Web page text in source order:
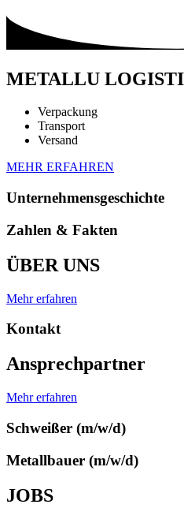
METALLU
Verpackung
Transport
Versand
MEHR ERFAHREN
Unternehmensgeschichte
Zahlen & Fakten
ÜBER UNS
Mehr erfahren
Kontakt
Ansprechpartner
Mehr erfahren
Schweißer (m/w/d)
Metallbauer (m/w/d)
JOBS